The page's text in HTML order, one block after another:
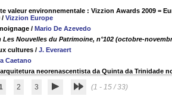
valeur environnementale : Vizzion Awards 2009 =
/ Vizzion Europe
/ Mario De Azevedo
Les Nouvelles du Patrimoine, n°102 (octobre-
cultures / J. Everaert
Caetano
neorenascentista da Quinta da Trinidade
2 3 (1 - 15 / 33)